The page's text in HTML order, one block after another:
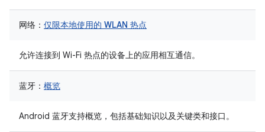
网络： 仅限本地使用的 WLAN 热点
允许连接到 Wi-Fi 热点的设备上的应用相互通信。
蓝牙： 概览
Android 蓝牙支持概览，包括基础知识以及关键类和接口。